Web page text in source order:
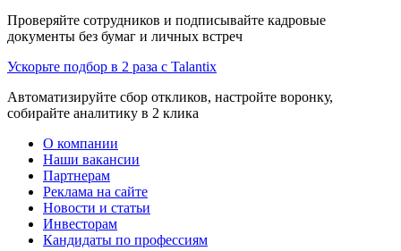
Проверяйте сотрудников и подписывайте кадровые
документы без бумаг и личных встреч
Ускорьте подбор в 2 раза с Talantix
Автоматизируйте сбор откликов, настройте воронку,
собирайте аналитику в 2 клика
О компании
Наши вакансии
Партнерам
Реклама на сайте
Новости и статьи
Инвесторам
Кандидаты по профессиям